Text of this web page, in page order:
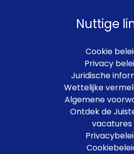
Nuttige
Cookie
Privacy
Juridische
Wettelijke
Algemene
Ontdek de
vacatures